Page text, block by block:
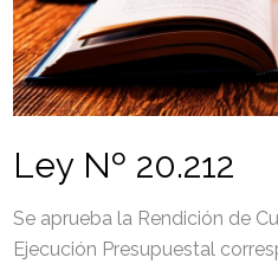
Ley Nº 20.212
Se aprueba la Rendición de
Ejecución Presupuestal